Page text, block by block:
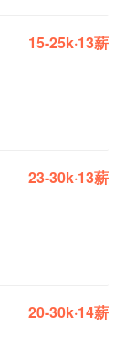
15-25k·13薪
23-30k·13薪
20-30k·14薪